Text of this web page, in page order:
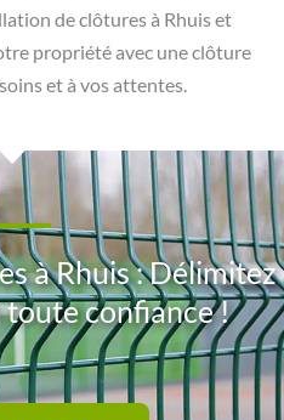
de clôtures à Rhuis et
propriété avec une clôture
et à vos attentes.
à Rhuis : Délimitez
confiance !